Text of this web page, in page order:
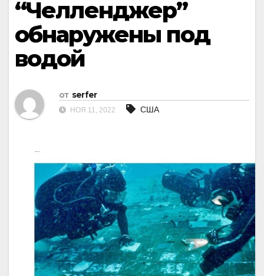
“Челленджер”
обнаружены под
водой
от serfer
НОЯ 11, 2022 США